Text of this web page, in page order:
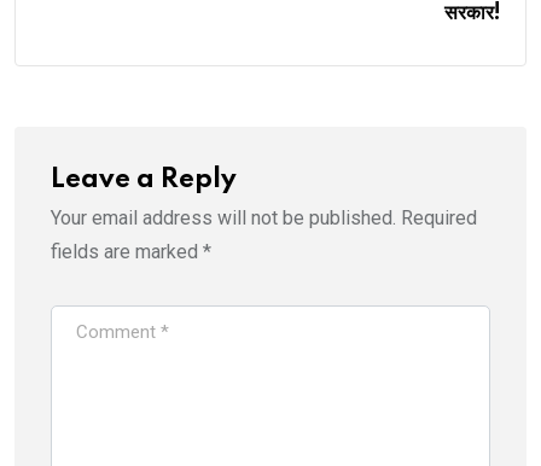
सरकार!
Leave a Reply
Your email address will not be published. Required
fields are marked *